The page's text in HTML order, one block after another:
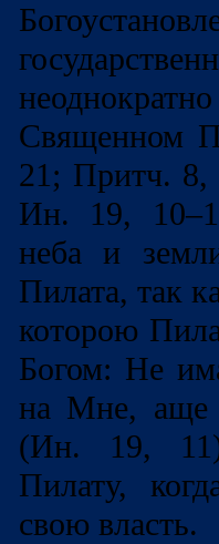
Священном
21; Притч. 8,
Ин. 19,
неба и
Пилата, так
которою
Богом: Не
на Мне, аще
(Ин. 19,
Пилату,
свою власть.